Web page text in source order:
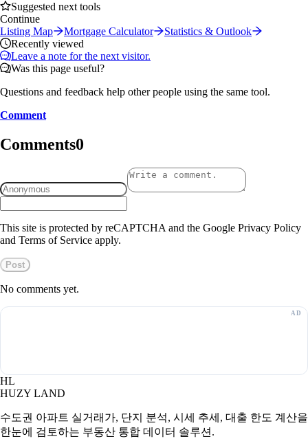
Suggested next tools
Continue
Listing Map
Mortgage Calculator
Statistics & Outlook
Recently viewed
Leave a note for the next visitor.
Was this page useful?
Questions and feedback help other people using the same tool.
Comment
Comments0
This site is protected by reCAPTCHA and the Google Privacy Policy
and Terms of Service apply.
Post
No comments yet.
HL
HUZY LAND
수도권 아파트 실거래가, 단지 분석, 시세 추세, 대출 한도 계산을
한눈에 검토하는 부동산 통합 데이터 솔루션.